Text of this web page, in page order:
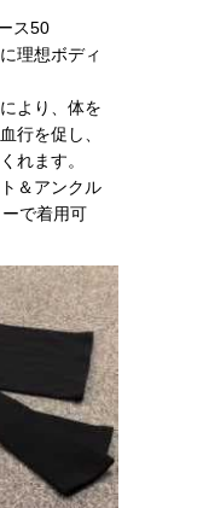
ス50
理想ボディ
より、体を
行を促し、
れます。
＆アンクル
で着用可